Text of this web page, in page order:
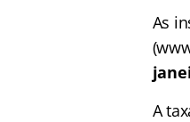
As
A